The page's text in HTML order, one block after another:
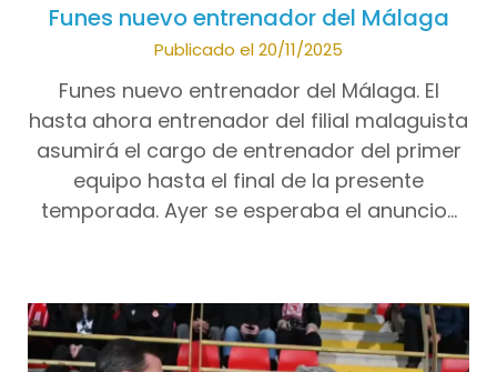
Funes nuevo entrenador del Málaga
Publicado el 20/11/2025
Funes nuevo entrenador del Málaga. El
hasta ahora entrenador del filial malaguista
asumirá el cargo de entrenador del primer
equipo hasta el final de la presente
temporada. Ayer se esperaba el anuncio…